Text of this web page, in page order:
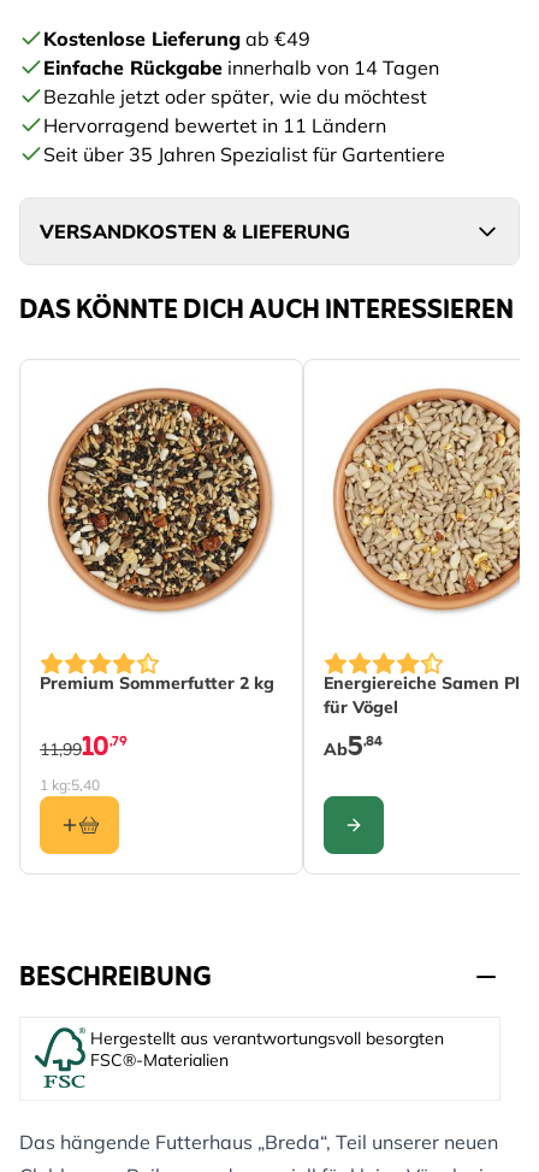
Kostenlose Lieferung ab €49
Einfache Rückgabe innerhalb von 14 Tagen
Bezahle jetzt oder später, wie du möchtest
Hervorragend bewertet in 11 Ländern
Seit über 35 Jahren Spezialist für Gartentiere
VERSANDKOSTEN & LIEFERUNG
DAS KÖNNTE DICH AUCH INTERESSIEREN
Premium Sommerfutter 2 kg
10,79
11,99
1 kg:5,40
Energiereiche Samen Plus
für Vögel
The price depends on
Ab5,84
KONFIGURIEREN
BESCHREIBUNG
Hergestellt aus verantwortungsvoll besorgten
FSC®-Materialien
Das hängende Futterhaus „Breda“, Teil unserer neuen